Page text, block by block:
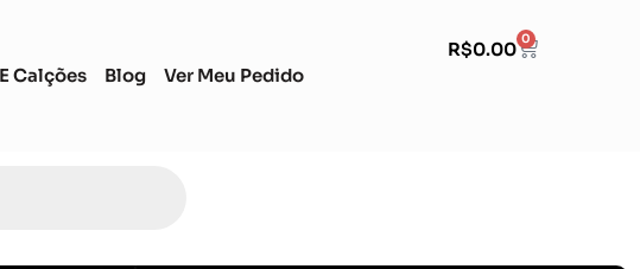
Calções Blog Ver Meu Pedido
R$0.00 0